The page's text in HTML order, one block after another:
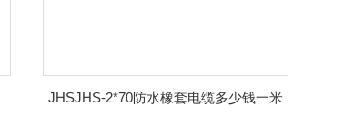
JHSJHS-2*70防水橡套电缆多少钱一米